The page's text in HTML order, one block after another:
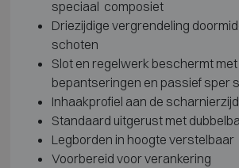
speciaal composiet
Driezijdige vergrendeling
schoten
Slot en regelwerk beschermt
bepantseringen en passief sper
Inhaakprofiel aan de
Standaard uitgerust met
Legborden in hoogte verstelbaar
Voorbereid voor verankering